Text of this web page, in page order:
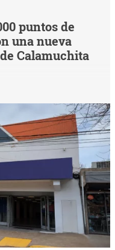
puntos de
una nueva
Calamuchita